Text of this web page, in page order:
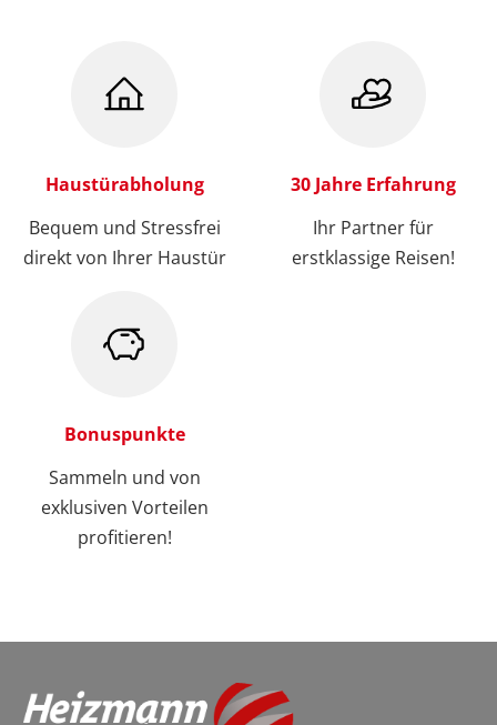
Haustürabholung
Bequem und Stressfrei
direkt von Ihrer Haustür
30 Jahre Erfahrung
Ihr Partner für
erstklassige Reisen!
Bonuspunkte
Sammeln und von
exklusiven Vorteilen
profitieren!